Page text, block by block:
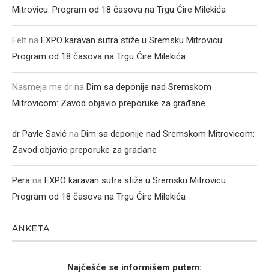
Mitrovicu: Program od 18 časova na Trgu Ćire Milekića
Felt na EXPO karavan sutra stiže u Sremsku Mitrovicu:
Program od 18 časova na Trgu Ćire Milekića
Nasmeja me dr na Dim sa deponije nad Sremskom
Mitrovicom: Zavod objavio preporuke za građane
dr Pavle Savić na Dim sa deponije nad Sremskom Mitrovicom:
Zavod objavio preporuke za građane
Pera na EXPO karavan sutra stiže u Sremsku Mitrovicu:
Program od 18 časova na Trgu Ćire Milekića
ANKETA
Najčešće se informišem putem: